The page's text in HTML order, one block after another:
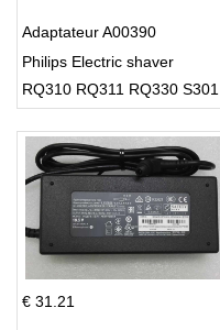
Adaptateur A00390
Philips Electric shaver
RQ310 RQ311 RQ330 S301
€ 31.21